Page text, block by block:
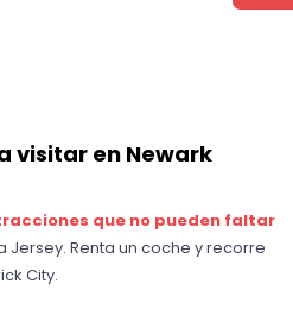
visitar en Newark
que no pueden faltar
Jersey. Renta un coche y recorre
City.